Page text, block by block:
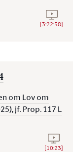
Se
[3:22:58]
om Lov om
jf. Prop. 117 L
Se
[10:23]